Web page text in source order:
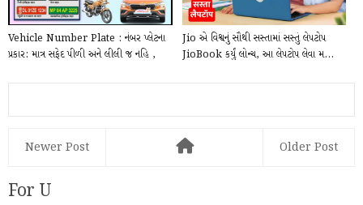
Vehicle Number Plate : નંબર પ્લેટના
પ્રકાર: માત્ર સફેદ પીળી અને લીલી જ નહિ ,
Jio એ વિશ્વનું સૌથી સસ્તામાં સસ્તું લેપટોપ
JioBook કર્યું લોન્ચ, આ લેપટોપ લેવા મ...
Newer Post Older Post
For U